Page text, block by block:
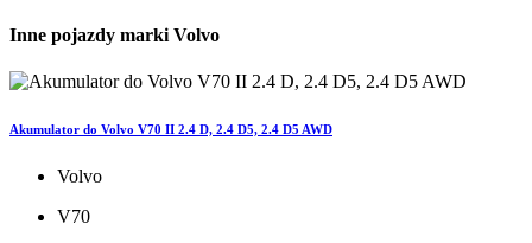
Inne pojazdy marki Volvo
Akumulator do Volvo V70 II 2.4 D, 2.4 D5, 2.4 D5 AWD
Volvo
V70